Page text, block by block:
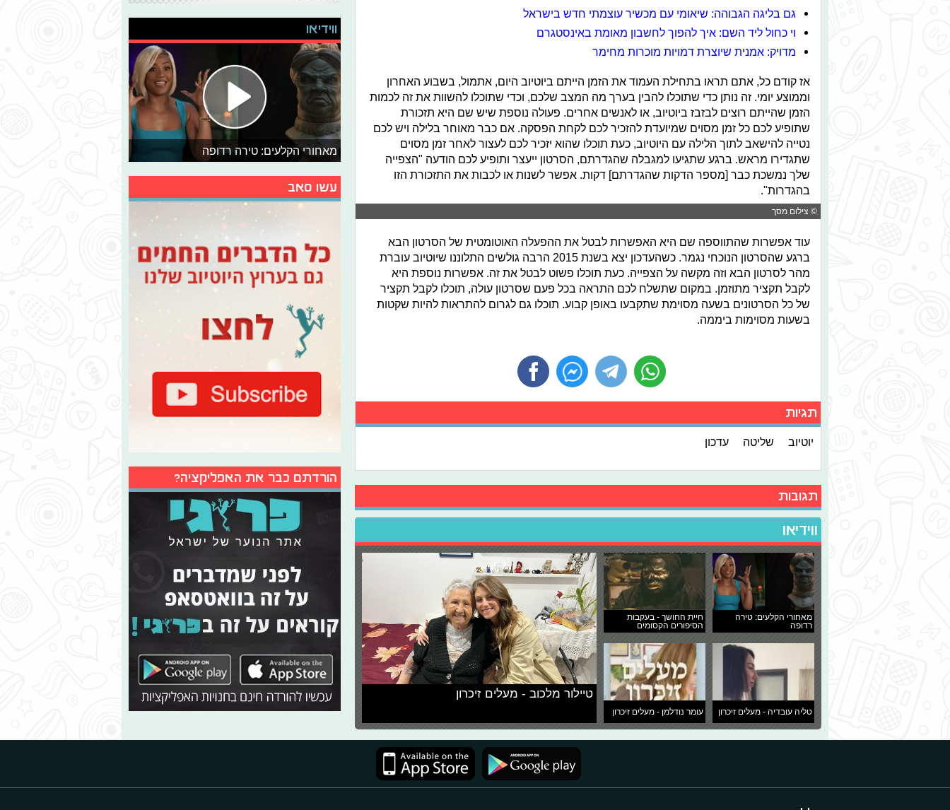
גם בליגה הגבוהה: שיאומי עם מכשיר עוצמתי חדש בישראל
וי כחול ליד השם: איך להפוך לחשבון מאומת באינסטגרם
מדויק: אמנית שיוצרת דמויות מוכרות מחימר
אז קודם כל, אתם תראו בתחילת העמוד את הזמן הייתם ביוטיוב היום, אתמול, בשבוע האחרון
וממוצע יומי. זה נותן כדי שתוכלו להבין בערך מה המצב שלכם, וכדי שתוכלו להשוות את זה לכמות
הזמן שהייתם רוצים לבזבז ביוטיוב, או לאנשים אחרים. פעולה נוספת שיש שם היא תזכורת
שתופיע לכם כל זמן מסוים שמיועדת להזכיר לכם לקחת הפסקה. אם כבר מאוחר בלילה ויש לכם
נטייה להישאב לתוך הלילה עם היוטיוב, כעת תוכלו שהוא יזכיר לכם לעצור לאחר זמן מסוים
שתגדירו מראש. ברגע שתגיעו למגבלה שהגדרתם, הסרטון ייעצר ותופיע לכם הודעה "הצפייה
שלך נמשכת כבר [מספר הדקות שהגדרתם] דקות. אפשר לשנות או לכבות את התזכורת הזו
בהגדרות".
© צילום מסך
עוד אפשרות שהתווספה שם היא האפשרות לבטל את ההפעלה האוטומטית של הסרטון הבא
ברגע שהסרטון הנוכחי נגמר. כשהעדכון יצא בשנת 2015 הרבה גולשים התלוננו שיוטיוב עוברת
מהר לסרטון הבא וזה מקשה על הצפייה. כעת תוכלו פשוט לבטל את זה. אפשרות נוספת היא
לקבל תקציר מתוזמן. במקום שתשלח לכם התראה בכל פעם שסרטון עולה, תוכלו לקבל תקציר
של כל הסרטונים בשעה מסוימת שתקבעו באופן קבוע. תוכלו גם לגרום להתראות להיות שקטות
בשעות מסוימות ביממה.
תגיות
יוטיוב שליטה עדכון
תגובות
ווידיאו
מאחורי הקלעים: טירה
רדופה
חיית החושך - בעקבות
הסיפורים הקסומים
טליה עובדיה - מעלים זיכרון עומר נודלמן - מעלים זיכרון
טיילור מלכוב - מעלים זיכרון
ווידיאו
מאחורי הקלעים: טירה רדופה
עשו סאב
הורדתם כבר את האפליקציה?